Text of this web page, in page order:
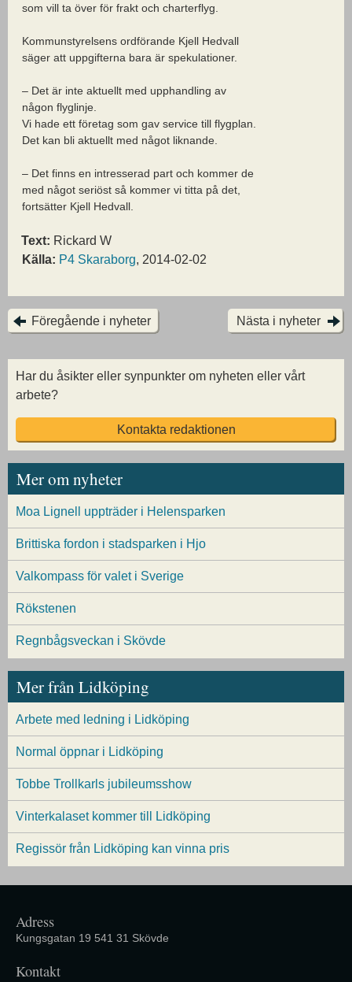
som vill ta över för frakt och charterflyg.
Kommunstyrelsens ordförande Kjell Hedvall
säger att uppgifterna bara är spekulationer.
– Det är inte aktuellt med upphandling av
någon flyglinje.
Vi hade ett företag som gav service till flygplan.
Det kan bli aktuellt med något liknande.
– Det finns en intresserad part och kommer de
med något seriöst så kommer vi titta på det,
fortsätter Kjell Hedvall.
Text: Rickard W
Källa: P4 Skaraborg, 2014-02-02
Föregående i nyheter Nästa i nyheter
Har du åsikter eller synpunkter om nyheten eller vårt
arbete?
Kontakta redaktionen
Mer om nyheter
Moa Lignell uppträder i Helensparken
Brittiska fordon i stadsparken i Hjo
Valkompass för valet i Sverige
Rökstenen
Regnbågsveckan i Skövde
Mer från Lidköping
Arbete med ledning i Lidköping
Normal öppnar i Lidköping
Tobbe Trollkarls jubileumsshow
Vinterkalaset kommer till Lidköping
Regissör från Lidköping kan vinna pris
Adress
Kungsgatan 19 541 31 Skövde
Kontakt